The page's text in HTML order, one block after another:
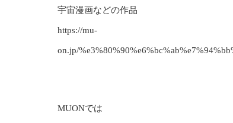
宇宙漫画などの作品
https://mu-
on.jp/
MUONでは